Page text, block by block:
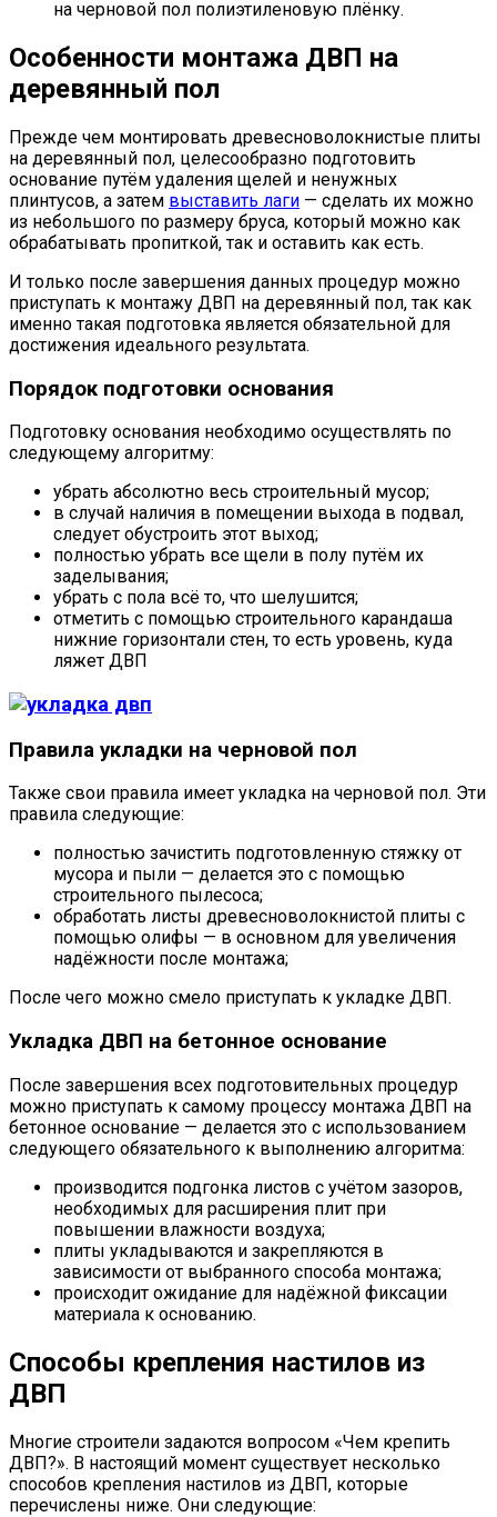
на черновой пол полиэтиленовую плёнку.
Особенности монтажа ДВП на
деревянный пол
Прежде чем монтировать древесноволокнистые плиты
на деревянный пол, целесообразно подготовить
основание путём удаления щелей и ненужных
плинтусов, а затем выставить лаги — сделать их можно
из небольшого по размеру бруса, который можно как
обрабатывать пропиткой, так и оставить как есть.
И только после завершения данных процедур можно
приступать к монтажу ДВП на деревянный пол, так как
именно такая подготовка является обязательной для
достижения идеального результата.
Порядок подготовки основания
Подготовку основания необходимо осуществлять по
следующему алгоритму:
убрать абсолютно весь строительный мусор;
в случай наличия в помещении выхода в подвал,
следует обустроить этот выход;
полностью убрать все щели в полу путём их
заделывания;
убрать с пола всё то, что шелушится;
отметить с помощью строительного карандаша
нижние горизонтали стен, то есть уровень, куда
ляжет ДВП
Правила укладки на черновой пол
Также свои правила имеет укладка на черновой пол. Эти
правила следующие:
полностью зачистить подготовленную стяжку от
мусора и пыли — делается это с помощью
строительного пылесоса;
обработать листы древесноволокнистой плиты с
помощью олифы — в основном для увеличения
надёжности после монтажа;
После чего можно смело приступать к укладке ДВП.
Укладка ДВП на бетонное основание
После завершения всех подготовительных процедур
можно приступать к самому процессу монтажа ДВП на
бетонное основание — делается это с использованием
следующего обязательного к выполнению алгоритма:
производится подгонка листов с учётом зазоров,
необходимых для расширения плит при
повышении влажности воздуха;
плиты укладываются и закрепляются в
зависимости от выбранного способа монтажа;
происходит ожидание для надёжной фиксации
материала к основанию.
Способы крепления настилов из
ДВП
Многие строители задаются вопросом «Чем крепить
ДВП?». В настоящий момент существует несколько
способов крепления настилов из ДВП, которые
перечислены ниже. Они следующие: